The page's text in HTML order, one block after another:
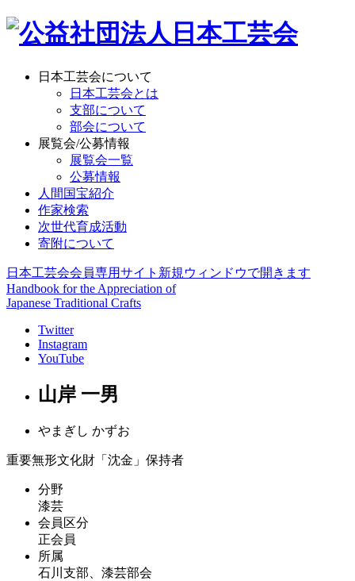
日本工芸会について
日本工芸会とは
支部について
部会について
展覧会/公募情報
展覧会一覧
公募情報
人間国宝紹介
作家検索
次世代育成活動
寄附について
日本工芸会会員専用サイト 新規ウィンドウで開きます
Handbook for the Appreciation of
Japanese Traditional Crafts
Twitter
Instagram
YouTube
山岸 一男
やまぎし かずお
重要無形文化財「沈金」保持者
分野
漆芸
会員区分
正会員
所属
石川支部、漆芸部会